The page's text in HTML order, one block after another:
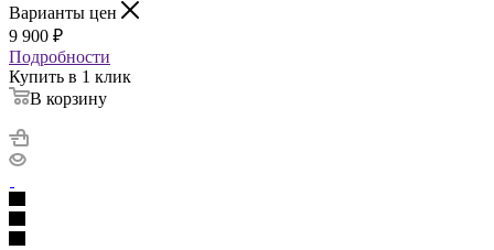
Варианты цен
9 900 ₽
Подробности
Купить в 1 клик
В корзину